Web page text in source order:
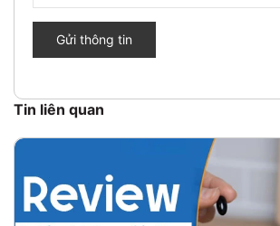
Gửi thông tin
Tin liên quan